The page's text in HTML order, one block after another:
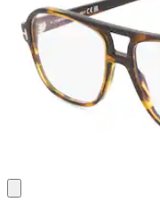
Bewertungen